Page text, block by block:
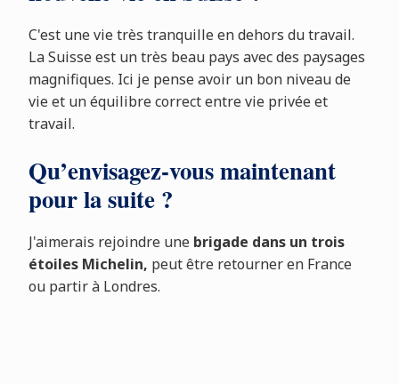
C'est une vie très tranquille en dehors du travail.
La Suisse est un très beau pays avec des paysages
magnifiques. Ici je pense avoir un bon niveau de
vie et un équilibre correct entre vie privée et
travail.
Qu’envisagez-vous maintenant
pour la suite ?
J'aimerais rejoindre une brigade dans un trois
étoiles Michelin, peut être retourner en France
ou partir à Londres.